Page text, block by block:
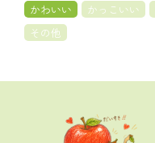
かわいい
かっこいい
その他